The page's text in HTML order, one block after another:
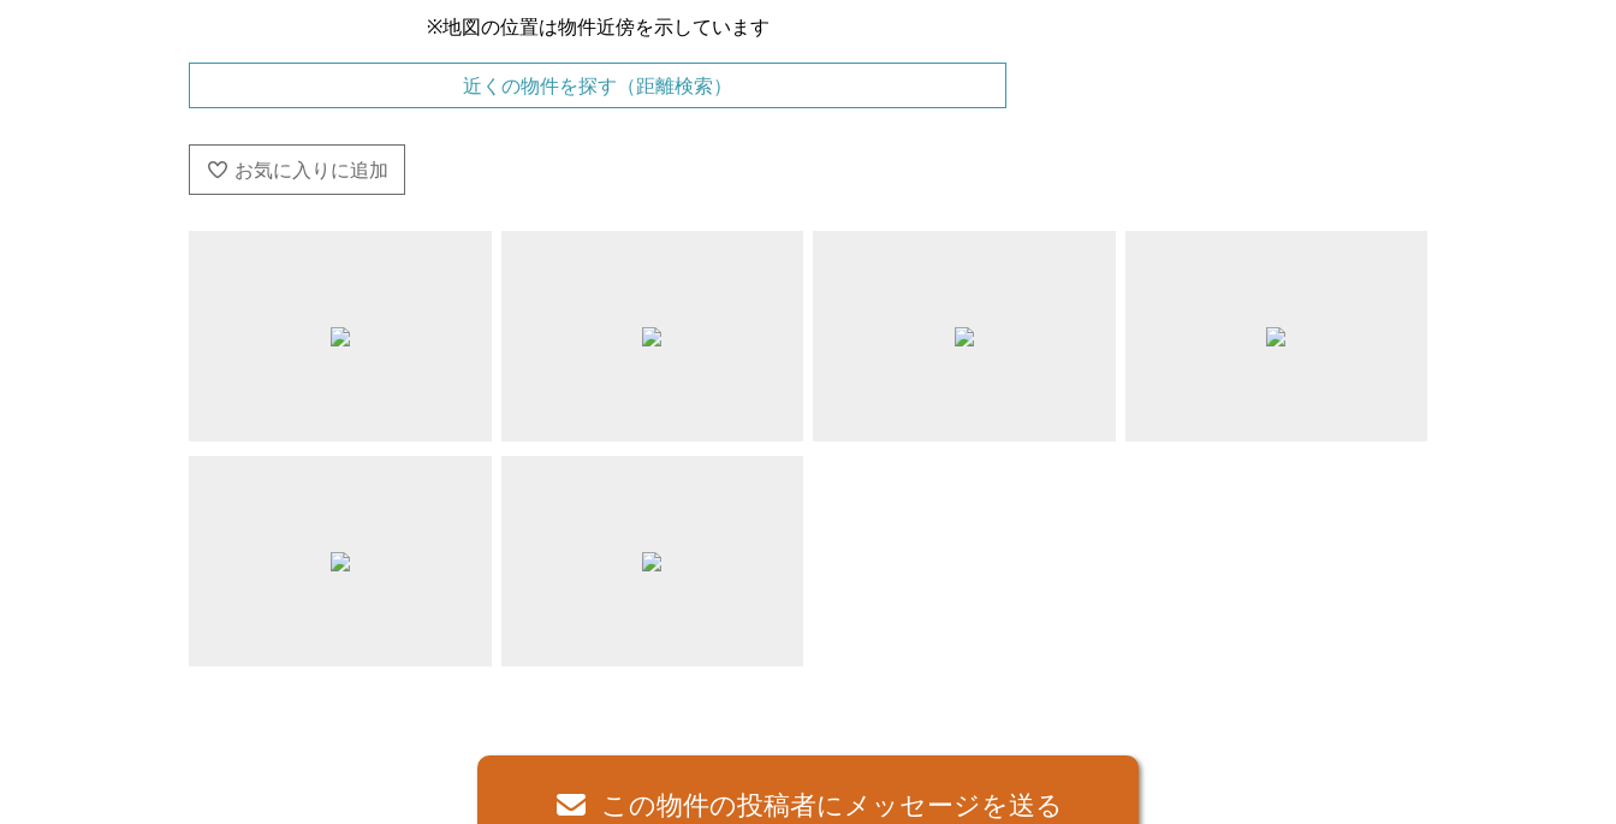
※地図の位置は物件近傍を示しています
近くの物件を探す（距離検索）
この物件の投稿者にメッセージを送る